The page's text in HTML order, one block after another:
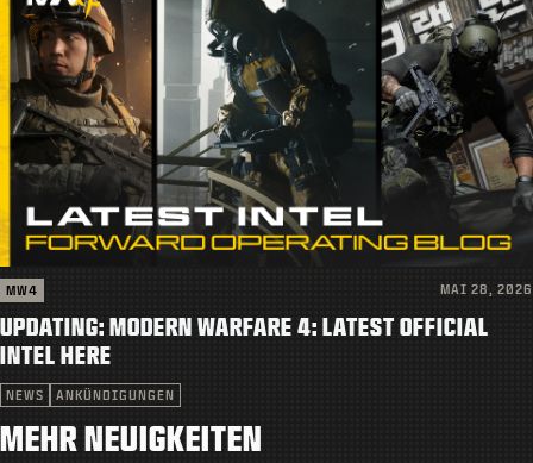
MW4 MAI 28, 2026
UPDATING: MODERN WARFARE 4: LATEST OFFICIAL
INTEL HERE
NEWS ANKÜNDIGUNGEN
MEHR NEUIGKEITEN